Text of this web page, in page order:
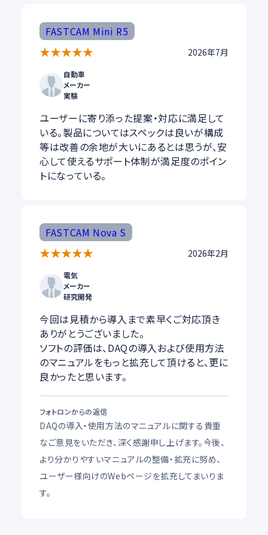
FASTCAM Mini R5
★★★★★ 2026年7月
自動車
メーカー
実験
ユーザーに寄り添った提案・対応に満足して
いる。製品についてはスペックは良いが構成
等は改善の余地が大いにあるとは思うが、安
心して使えるサポート体制が満足度のポイン
トになっている。
FASTCAM Nova S
★★★★★ 2026年2月
電気
メーカー
研究開発
今回は見積から導入まで素早くご対応頂き
ありがとうございました。
ソフトの評価は、DAQの導入および使用方法
のマニュアルをもっと拡充して頂けると、更に
良かったと思います。
フォトロンからの返信
DAQの導入・使用方法のマニュアルに関する貴重
なご意見をいただき、深く感謝申し上げます。今後、
より分かりやすいマニュアルの整備・拡充に努め、
ユーザー様向けのWebページを拡充してまいりま
す。